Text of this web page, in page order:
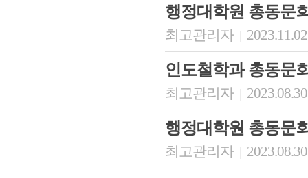
행정대학원 총동문
최고관리자
인도철학과 총동문
최고관리자
행정대학원 총동문
최고관리자